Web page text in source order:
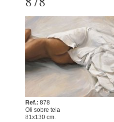
Ref.: 878
Oli sobre tela
81x130 cm.